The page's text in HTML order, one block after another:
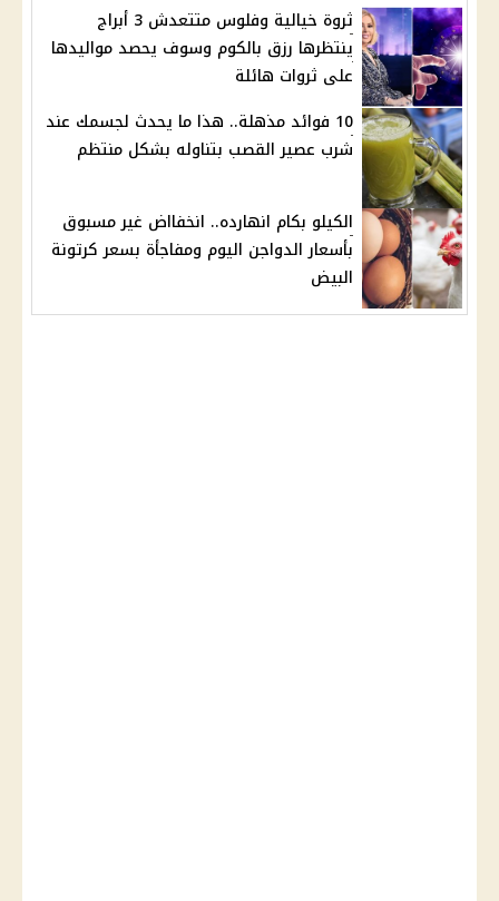
ثروة خيالية وفلوس متتعدش 3 أبراج
ينتظرها رزق بالكوم وسوف يحصد مواليدها
على ثروات هائلة
10 فوائد مذهلة.. هذا ما يحدث لجسمك عند
شرب عصير القصب بتناوله بشكل منتظم
الكيلو بكام انهارده.. انخفااض غير مسبوق
بأسعار الدواجن اليوم ومفاجأة بسعر كرتونة
البيض